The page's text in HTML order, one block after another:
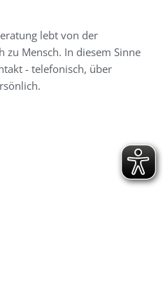
lebt von der
Mensch. In diesem Sinne
- telefonisch, über